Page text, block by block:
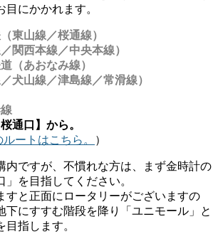
目にかかれます。
東山線／桜通線）
関西本線／中央本線）
（あおなみ線）
犬山線／津島線／常滑線）
通口】から。
ートはこちら。 ）
内ですが、不慣れな方は、まず金時計の
」を目指してください。
すと正面にロータリーがございますの
下にすすむ階段を降り「ユニモール」と
目指します。